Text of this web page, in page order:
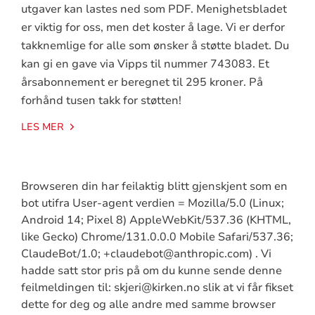
utgaver kan lastes ned som PDF. Menighetsbladet
er viktig for oss, men det koster å lage. Vi er derfor
takknemlige for alle som ønsker å støtte bladet. Du
kan gi en gave via Vipps til nummer 743083. Et
årsabonnement er beregnet til 295 kroner. På
forhånd tusen takk for støtten!
LES MER
Browseren din har feilaktig blitt gjenskjent som en
bot utifra User-agent verdien = Mozilla/5.0 (Linux;
Android 14; Pixel 8) AppleWebKit/537.36 (KHTML,
like Gecko) Chrome/131.0.0.0 Mobile Safari/537.36;
ClaudeBot/1.0; +claudebot@anthropic.com) . Vi
hadde satt stor pris på om du kunne sende denne
feilmeldingen til: skjeri@kirken.no slik at vi får fikset
dette for deg og alle andre med samme browser